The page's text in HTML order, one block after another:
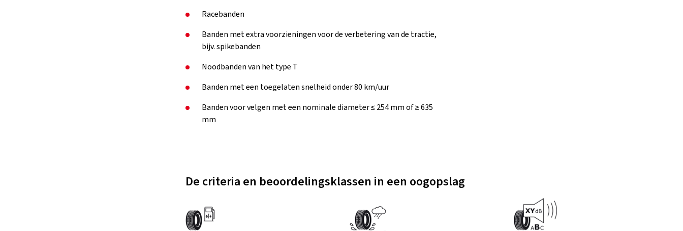
Racebanden
Banden met extra voorzieningen voor de verbetering van de tractie,
bijv. spikebanden
Noodbanden van het type T
Banden met een toegelaten snelheid onder 80 km/uur
Banden voor velgen met een nominale diameter ≤ 254 mm of ≥ 635
mm
De criteria en beoordelingsklassen in een oogopslag